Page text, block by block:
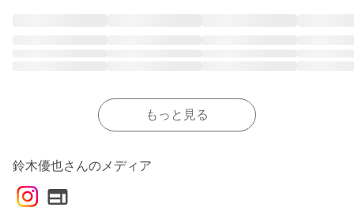
もっと見る
鈴木優也さんのメディア